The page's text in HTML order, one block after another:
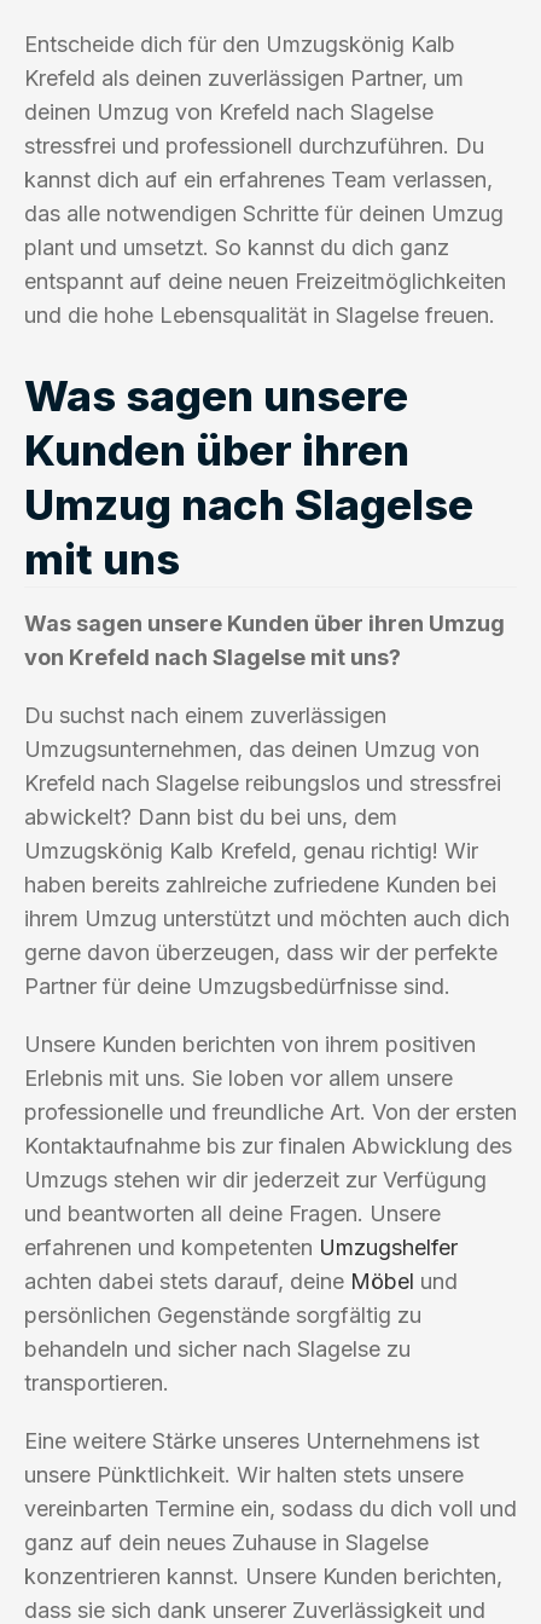
Entscheide dich für den Umzugskönig Kalb
Krefeld als deinen zuverlässigen Partner, um
deinen Umzug von Krefeld nach Slagelse
stressfrei und professionell durchzuführen. Du
kannst dich auf ein erfahrenes Team verlassen,
das alle notwendigen Schritte für deinen Umzug
plant und umsetzt. So kannst du dich ganz
entspannt auf deine neuen Freizeitmöglichkeiten
und die hohe Lebensqualität in Slagelse freuen.
Was sagen unsere
Kunden über ihren
Umzug nach Slagelse
mit uns
Was sagen unsere Kunden über ihren Umzug
von Krefeld nach Slagelse mit uns?
Du suchst nach einem zuverlässigen
Umzugsunternehmen, das deinen Umzug von
Krefeld nach Slagelse reibungslos und stressfrei
abwickelt? Dann bist du bei uns, dem
Umzugskönig Kalb Krefeld, genau richtig! Wir
haben bereits zahlreiche zufriedene Kunden bei
ihrem Umzug unterstützt und möchten auch dich
gerne davon überzeugen, dass wir der perfekte
Partner für deine Umzugsbedürfnisse sind.
Unsere Kunden berichten von ihrem positiven
Erlebnis mit uns. Sie loben vor allem unsere
professionelle und freundliche Art. Von der ersten
Kontaktaufnahme bis zur finalen Abwicklung des
Umzugs stehen wir dir jederzeit zur Verfügung
und beantworten all deine Fragen. Unsere
erfahrenen und kompetenten Umzugshelfer
achten dabei stets darauf, deine Möbel und
persönlichen Gegenstände sorgfältig zu
behandeln und sicher nach Slagelse zu
transportieren.
Eine weitere Stärke unseres Unternehmens ist
unsere Pünktlichkeit. Wir halten stets unsere
vereinbarten Termine ein, sodass du dich voll und
ganz auf dein neues Zuhause in Slagelse
konzentrieren kannst. Unsere Kunden berichten,
dass sie sich dank unserer Zuverlässigkeit und